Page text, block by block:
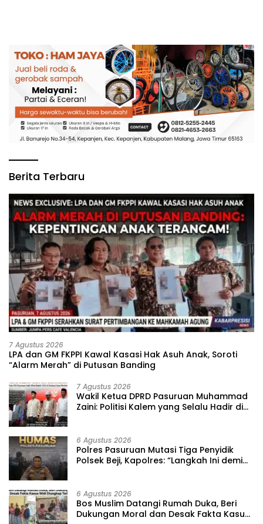
Berita Terbaru
7 Agustus 2026
‎LPA dan GM FKPPI Kawal Kasasi Hak Asuh Anak, Soroti
“Alarm Merah” di Putusan Banding ‎
7 Agustus 2026
‎Wakil Ketua DPRD Pasuruan Muhammad
Zaini: Politisi Kalem yang Selalu Hadir di
6 Agustus 2026
‎Polres Pasuruan Mutasi Tiga Penyidik
Polsek Beji, Kapolres: “Langkah Ini demi
6 Agustus 2026
‎Bos Muslim Datangi Rumah Duka, Beri
Dukungan Moral dan Desak Fakta Kasus